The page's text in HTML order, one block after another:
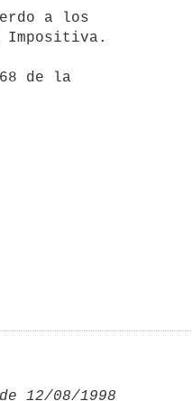
a los
Impositiva.
de la
12/08/1998